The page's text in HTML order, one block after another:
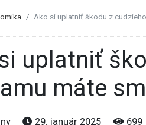
Kyjev žiada EÚ o 220
Ako si uplatniť škodu z
máte
29. január 2025 699